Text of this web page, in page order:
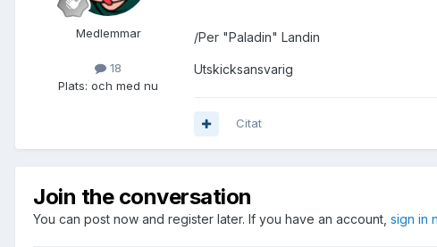
Medlemmar
18
Plats: och med nu
/Per "Paladin" Landin
Utskicksansvarig
Citat
Join the conversation
You can post now and register later. If you have an account, sign in